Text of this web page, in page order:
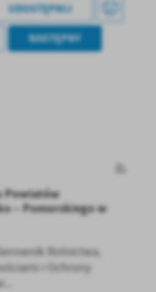
UDOSTĘPNIJ
NASTĘPNY
Powiatów
– Pomorskiego w
Rolnictwa,
i Ochrony